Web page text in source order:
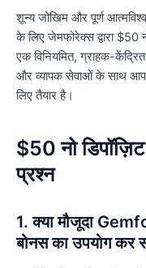
शून्य जोखिम और पूर्ण
के लिए जेमफोरेक्स द्वारा $50
एक विनियमित, ग्राहक-
और व्यापक सेवाओं के साथ
लिए तैयार है।
$50 नो
प्रश्न
1. क्या मौजूदा
बोनस का उपयोग कर